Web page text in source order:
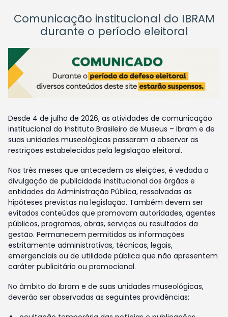
Comunicação institucional do IBRAM
durante o período eleitoral
Desde 4 de julho de 2026, as atividades de comunicação
institucional do Instituto Brasileiro de Museus – Ibram e de
suas unidades museológicas passaram a observar as
restrições estabelecidas pela legislação eleitoral.
Nos três meses que antecedem as eleições, é vedada a
divulgação de publicidade institucional dos órgãos e
entidades da Administração Pública, ressalvadas as
hipóteses previstas na legislação. Também devem ser
evitados conteúdos que promovam autoridades, agentes
públicos, programas, obras, serviços ou resultados da
gestão. Permanecem permitidas as informações
estritamente administrativas, técnicas, legais,
emergenciais ou de utilidade pública que não apresentem
caráter publicitário ou promocional.
No âmbito do Ibram e de suas unidades museológicas,
deverão ser observadas as seguintes providências: